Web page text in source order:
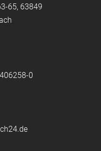
65, 63849
0